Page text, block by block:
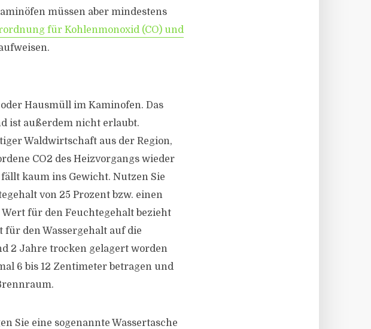
müssen aber mindestens
für Kohlenmonoxid (CO) und
Hausmüll im Kaminofen. Das
ist außerdem nicht erlaubt.
Waldwirtschaft aus der Region,
CO2 des Heizvorgangs wieder
kaum ins Gewicht. Nutzen Sie
von 25 Prozent bzw. einen
für den Feuchtegehalt bezieht
für den Wassergehalt auf die
2 Jahre trocken gelagert worden
6 bis 12 Zentimeter betragen und
Sie eine sogenannte Wassertasche